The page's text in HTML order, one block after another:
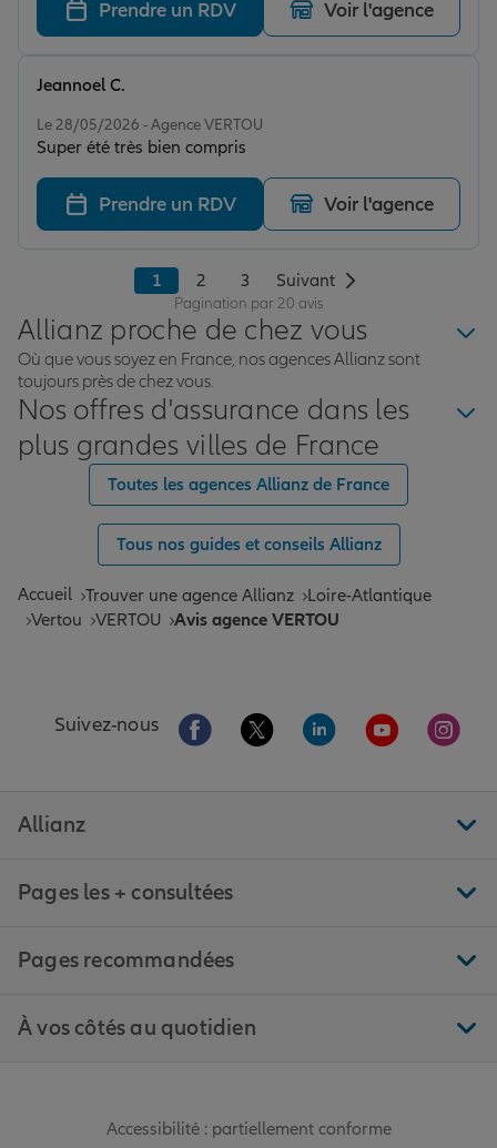
Prendre un RDV Voir l'agence
Le 28/05/2026 - Agence VERTOU
Super été très bien compris
Jeannoel C.
Prendre un RDV Voir l'agence
1 2 3 Suivant
Pagination par 20 avis
Allianz proche de chez vous
Où que vous soyez en France, nos agences Allianz sont
toujours près de chez vous.
Nos offres d'assurance dans les
plus grandes villes de France
Toutes les agences Allianz de France
Tous nos guides et conseils Allianz
Accueil Trouver une agence Allianz
Loire-Atlantique
Vertou
VERTOU Avis agence VERTOU
Suivez-nous Aller sur la page Facebook de Allianz
Aller sur la page Twitter de
Aller sur la page
Aller sur la
Aller
Allianz
Pages les + consultées
Pages recommandées
À vos côtés au quotidien
Accessibilité : partiellement conforme